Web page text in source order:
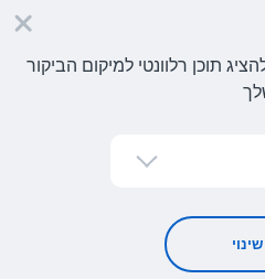
תוכן רלוונטי למיקום הביקור
שינוי
חנויות